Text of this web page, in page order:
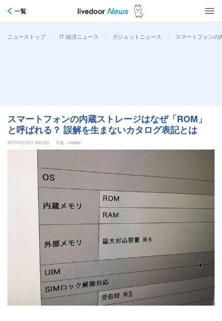
一覧
ニューストップ > IT 経済ニュース > ガジェットニュース > スマートフォンの
スマートフォンの内蔵ストレージはなぜ「ROM」
と呼ばれる？ 誤解を生まないカタログ表記とは
2017年5月31日 16時15分 写真：livedoor